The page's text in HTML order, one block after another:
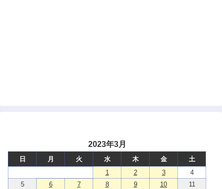
2023年3月
日 月 火 水 木 金
土
1
2 3
4
5
6 7 8 9 10
11